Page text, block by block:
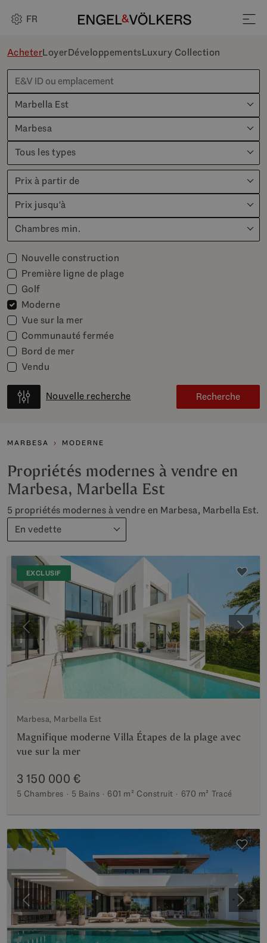
FR
AcheterLoyerDéveloppementsLuxury Collection
Marbella Est
Marbesa
Tous les types
Prix à partir de
Prix jusqu'à
Chambres min.
Nouvelle construction
Première ligne de plage
Golf
Moderne
Vue sur la mer
Communauté fermée
Bord de mer
Vendu
Nouvelle recherche Recherche
MARBESA MODERNE
Propriétés modernes à vendre en
Marbesa, Marbella Est
5 propriétés modernes à vendre en Marbesa, Marbella Est.
En vedette
EXCLUSIF
Précédent
Marbesa, Marbella Est
Magnifique moderne Villa Étapes de la plage avec
vue sur la mer
3 150 000 €
5 Chambres 5 Bains 601 m² Construit 670 m² Tracé
Précédent